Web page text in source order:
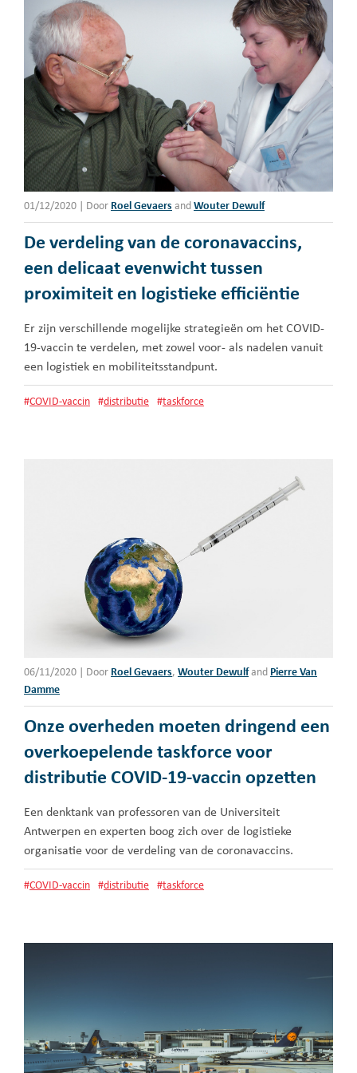
01/12/2020 Door Roel Gevaers and Wouter Dewulf
De verdeling van de coronavaccins,
een delicaat evenwicht tussen
proximiteit en logistieke efficiëntie
Er zijn verschillende mogelijke strategieën om het COVID-
19-vaccin te verdelen, met zowel voor- als nadelen vanuit
een logistiek en mobiliteitsstandpunt.
#COVID-vaccin #distributie #taskforce
06/11/2020 Door Roel Gevaers, Wouter Dewulfand Pierre Van
Damme
Onze overheden moeten dringend een
overkoepelende taskforce voor
distributie COVID-19-vaccin opzetten
Een denktank van professoren van de Universiteit
Antwerpen en experten boog zich over de logistieke
organisatie voor de verdeling van de coronavaccins.
#COVID-vaccin #distributie #taskforce